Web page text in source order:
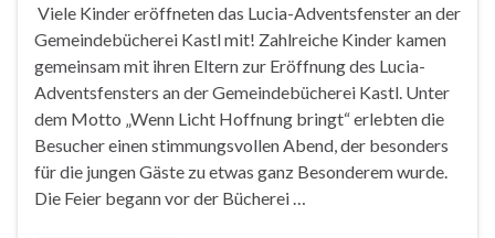
Viele Kinder eröffneten das Lucia-Adventsfenster an der
Gemeindebücherei Kastl mit! Zahlreiche Kinder kamen
gemeinsam mit ihren Eltern zur Eröffnung des Lucia-
Adventsfensters an der Gemeindebücherei Kastl. Unter
dem Motto „Wenn Licht Hoffnung bringt“ erlebten die
Besucher einen stimmungsvollen Abend, der besonders
für die jungen Gäste zu etwas ganz Besonderem wurde.
Die Feier begann vor der Bücherei …